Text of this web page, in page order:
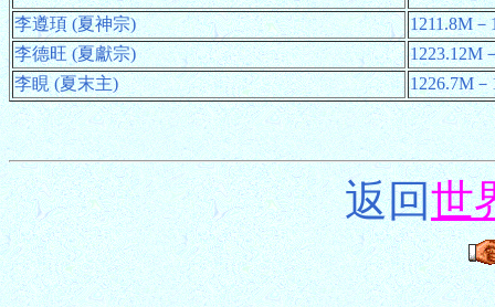
李遵頊 (夏神宗)
1211.8M－
李德旺 (夏獻宗)
1223.12M
李睍 (夏末主)
1226.7M
返回世